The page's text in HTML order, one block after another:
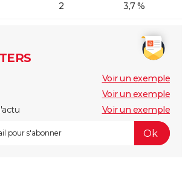
2 3,7 %
Voir un exemple
Voir un exemple
Voir un exemple